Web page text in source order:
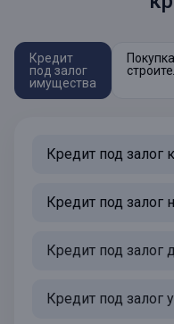
Кредит
под залог
имущества
Кредит под залог
Кредит под залог
Кредит под залог
Кредит под залог